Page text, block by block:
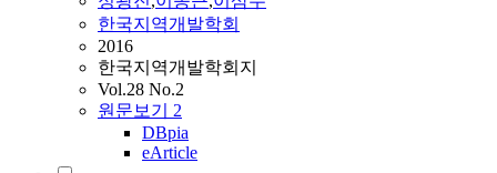
한국지역개발학회
2016
한국지역개발학회지
Vol.28 No.2
원문보기 2
DBpia
eArticle